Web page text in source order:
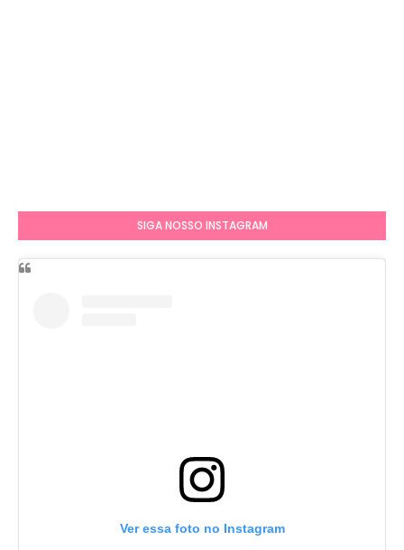
SIGA NOSSO INSTAGRAM
Ver essa foto no Instagram